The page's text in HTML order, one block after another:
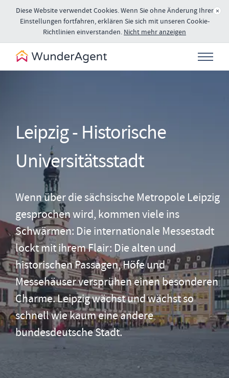
×
Diese Website verwendet Cookies. Wenn Sie ohne Änderung Ihrer
Einstellungen fortfahren, erklären Sie sich mit unseren Cookie-
Richtlinien einverstanden. Nicht mehr anzeigen
Leipzig - Historische
Universitätsstadt
Wenn über die sächsische Metropole Leipzig
gesprochen wird, kommen viele ins
Schwärmen: Die internationale Messestadt
lockt mit ihrem Flair: Die alten und
historischen Passagen, Höfe und
Messehäuser versprühen einen besonderen
Charme. Leipzig wächst und wächst so
schnell wie kaum eine andere
bundesdeutsche Stadt.